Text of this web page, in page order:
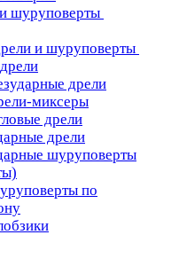
шуруповерты
и шуруповерты
дрели
миксеры
дрели
дрели
шуруповерты
по